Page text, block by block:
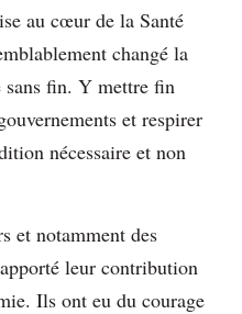
au cœur de la Santé
changé la
sans fin. Y mettre fin
et respirer
nécessaire et non
et notamment des
leur contribution
Ils ont eu du courage